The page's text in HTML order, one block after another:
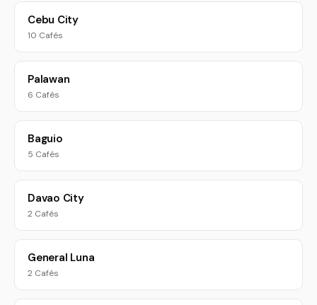
Cebu City
10 Cafés
Palawan
6 Cafés
Baguio
5 Cafés
Davao City
2 Cafés
General Luna
2 Cafés